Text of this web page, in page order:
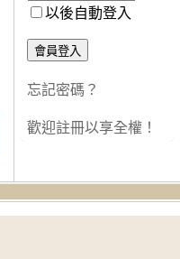
以後自動登入
忘記密碼？
歡迎註冊以享全權！